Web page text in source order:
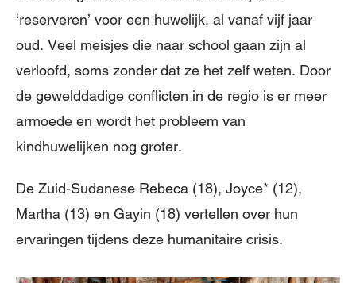
‘reserveren’ voor een huwelijk, al vanaf vijf jaar
oud. Veel meisjes die naar school gaan zijn al
verloofd, soms zonder dat ze het zelf weten. Door
de gewelddadige conflicten in de regio is er meer
armoede en wordt het probleem van
kindhuwelijken nog groter.
De Zuid-Sudanese Rebeca (18), Joyce* (12),
Martha (13) en Gayin (18) vertellen over hun
ervaringen tijdens deze humanitaire crisis.